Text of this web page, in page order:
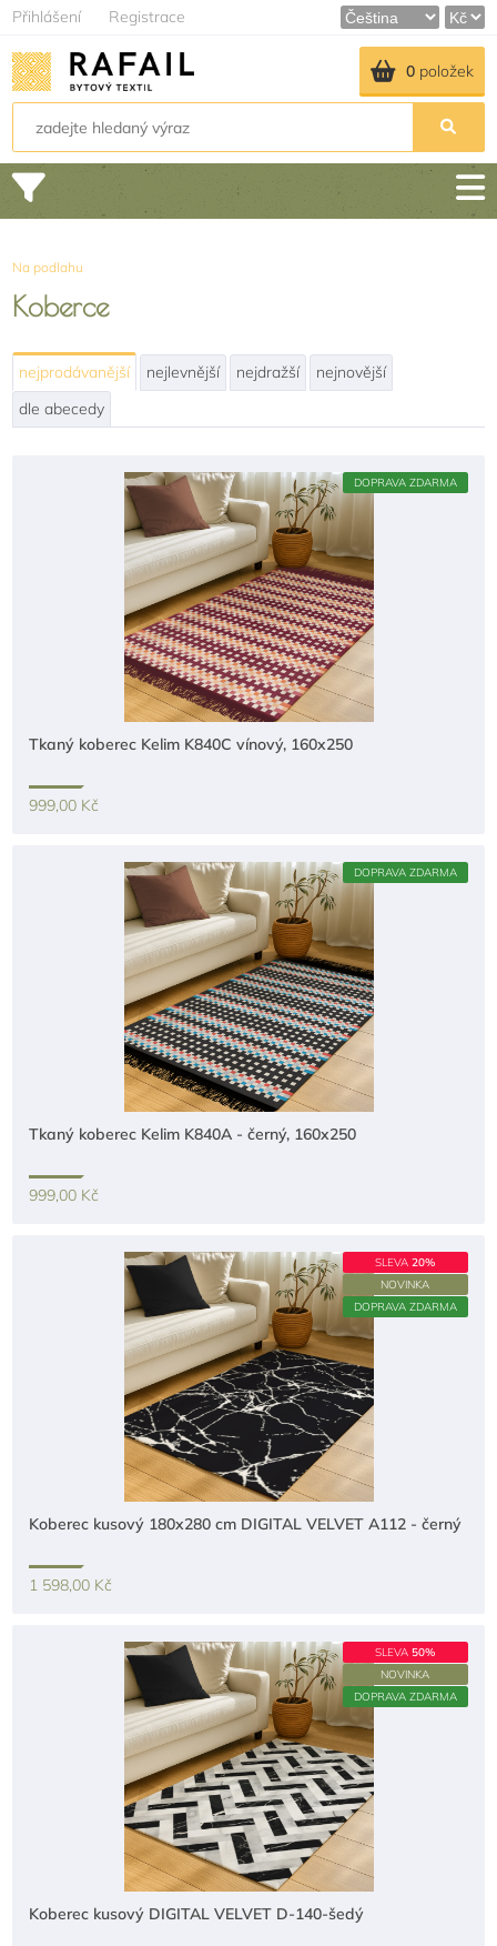
Přihlášení Registrace
0položek
Na podlahu
Koberce
nejprodávanější nejlevnější nejdražší
nejnovější
dle abecedy
DOPRAVA ZDARMA
Tkaný koberec Kelim K840C vínový, 160x250
999,00 Kč
DOPRAVA ZDARMA
Tkaný koberec Kelim K840A - černý, 160x250
999,00 Kč
SLEVA20%
NOVINKA
DOPRAVA ZDARMA
Koberec kusový 180x280 cm DIGITAL VELVET A112 - černý
1 598,00 Kč
SLEVA50%
NOVINKA
DOPRAVA ZDARMA
Koberec kusový DIGITAL VELVET D-140-šedý